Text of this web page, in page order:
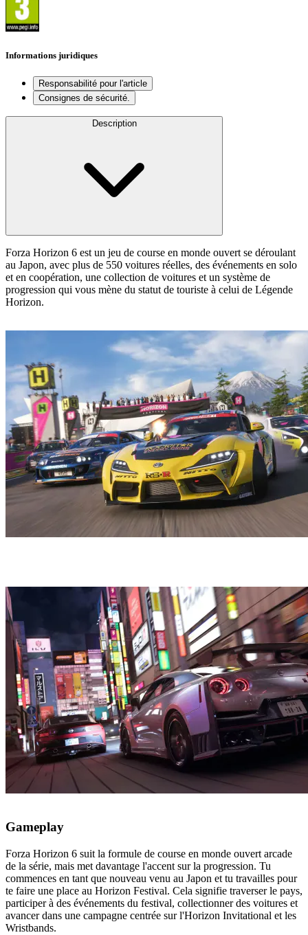
Informations juridiques
Responsabilité pour l'article
Consignes de sécurité.
Description
Forza Horizon 6 est un jeu de course en monde ouvert se déroulant
au Japon, avec plus de 550 voitures réelles, des événements en solo
et en coopération, une collection de voitures et un système de
progression qui vous mène du statut de touriste à celui de Légende
Horizon.
Gameplay
Forza Horizon 6 suit la formule de course en monde ouvert arcade
de la série, mais met davantage l'accent sur la progression. Tu
commences en tant que nouveau venu au Japon et tu travailles pour
te faire une place au Horizon Festival. Cela signifie traverser le pays,
participer à des événements du festival, collectionner des voitures et
avancer dans une campagne centrée sur l'Horizon Invitational et les
Wristbands.